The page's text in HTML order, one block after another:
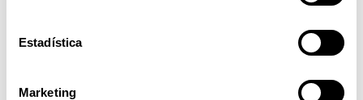
Estadística
Marketing